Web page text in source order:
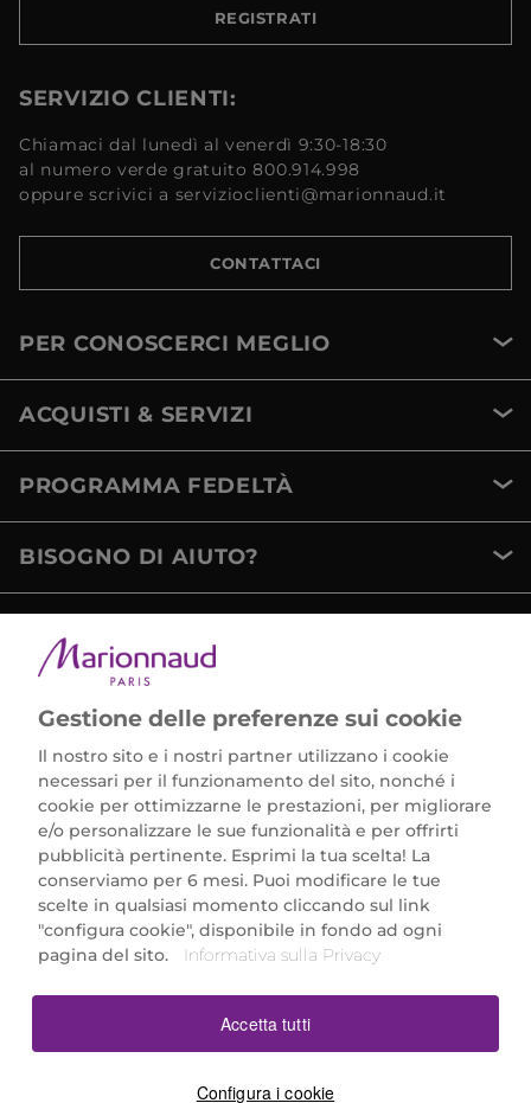
REGISTRATI
SERVIZIO CLIENTI:
Chiamaci dal lunedì al venerdì 9:30-18:30
al numero verde gratuito 800.914.998
oppure scrivici a servizioclienti@marionnaud.it
CONTATTACI
PER CONOSCERCI MEGLIO
ACQUISTI & SERVIZI
PROGRAMMA FEDELTÀ
BISOGNO DI AIUTO?
Marionnaud Parfumeries Italia S.r.l.
Largo Fiera Milano 5, 20017 Rho (MI)
REA Milano 1650024 con P.IVA 13425220152.
SCARICA LA NOSTRA APP
Gestione delle preferenze sui cookie
Il nostro sito e i nostri partner utilizzano i cookie
necessari per il funzionamento del sito, nonché i
cookie per ottimizzarne le prestazioni, per migliorare
e/o personalizzare le sue funzionalità e per offrirti
pubblicità pertinente. Esprimi la tua scelta! La
conserviamo per 6 mesi. Puoi modificare le tue
scelte in qualsiasi momento cliccando sul link
"configura cookie", disponibile in fondo ad ogni
pagina del sito.
Informativa sulla Privacy
Configura i cookie
Accetta tutti